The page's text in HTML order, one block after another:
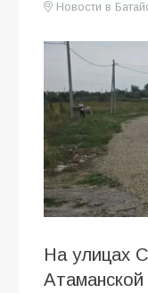
Новости в
На улицах